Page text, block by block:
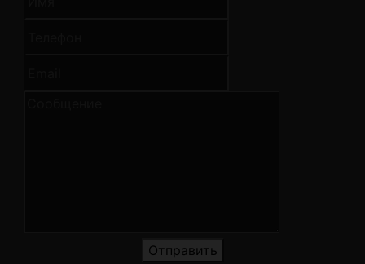
Отправить